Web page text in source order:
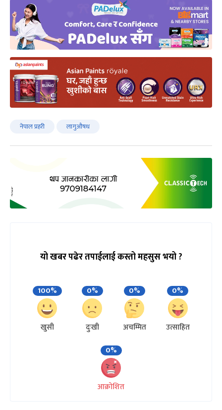
नेपाल प्रहरी लागुऔषध
यो खबर पढेर तपाईलाई कस्तो महसुस भयो ?
100%
खुसी
0%
दुःखी
0%
अचम्मित
0%
उत्साहित
0%
आक्रोशित